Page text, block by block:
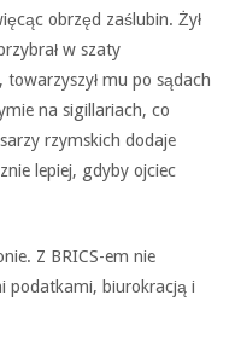
obrzęd zaślubin. Żył
w szaty
towarzyszył mu po sądach
na sigillariach, co
rzymskich dodaje
lepiej, gdyby ojciec
Z BRICS-em nie
podatkami, biurokracją i